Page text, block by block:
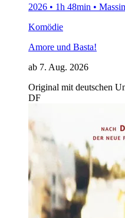
2026 • 1h 48min •
Komödie
Amore und Basta!
ab 7. Aug. 2026
Original mit deutschen
DF